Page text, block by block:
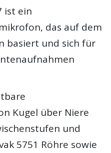
ist ein
das auf dem
basiert und sich für
Kugel über Niere
und
5751 Röhre sowie